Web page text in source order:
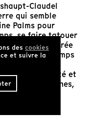
Claudel
qui semble
Palms pour
se faire tatouer
La durée
à ce temps
les visages
à la fierté et
américaines,
un film
des cookies
et suivre la